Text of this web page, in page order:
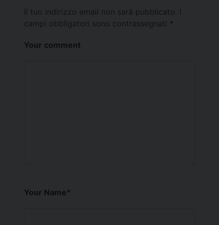
Il tuo indirizzo email non sarà pubblicato.
campi obbligatori sono contrassegnati *
Your comment
Your Name*